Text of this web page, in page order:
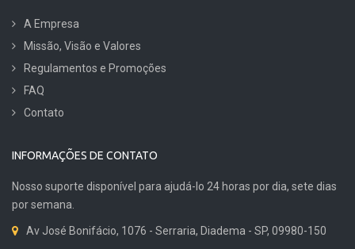
A Empresa
Missão, Visão e Valores
Regulamentos e Promoções
FAQ
Contato
INFORMAÇÕES DE CONTATO
Nosso suporte disponível para ajudá-lo 24 horas por dia, sete dias
por semana.
Av José Bonifácio, 1076 - Serraria, Diadema - SP, 09980-150